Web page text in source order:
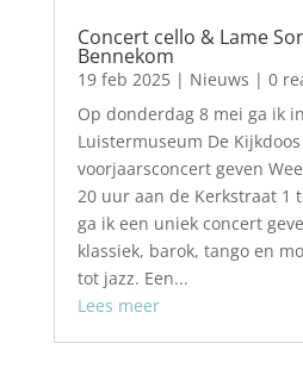
Concert cello & Lame
Bennekom
19 feb 2025| Nieuws | 0
Op donderdag 8 mei ga ik
Luistermuseum De
voorjaarsconcert geven
20 uur aan de Kerkstraat 1
ga ik een uniek concert
klassiek, barok, tango en
tot jazz. Een...
Lees meer